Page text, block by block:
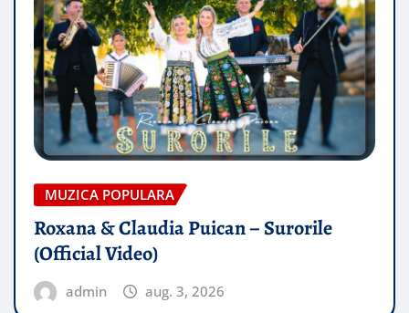
MUZICA POPULARA
Roxana & Claudia Puican – Surorile
(Official Video)
admin aug. 3, 2026